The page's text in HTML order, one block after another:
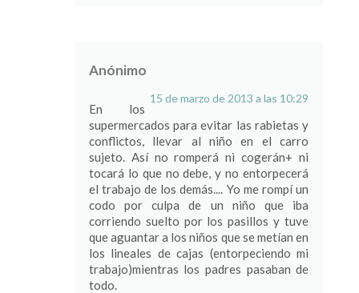
Anónimo
15 de marzo de 2013 a las 10:29
En los
supermercados para evitar las rabietas y
conflictos, llevar al niño en el carro
sujeto. Así no romperá ni cogerán+ ni
tocará lo que no debe, y no entorpecerá
el trabajo de los demás.... Yo me rompí un
codo por culpa de un niño que iba
corriendo suelto por los pasillos y tuve
que aguantar a los niños que se metían en
los lineales de cajas (entorpeciendo mi
trabajo)mientras los padres pasaban de
todo.